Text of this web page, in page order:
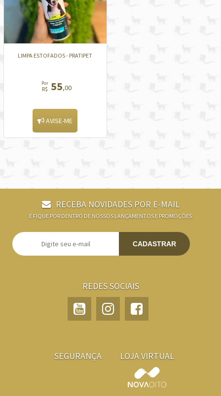
LIMPA ESTOFADOS - PRATIPET
Por
R$ 55,00
AVISE-ME
RECEBA NOVIDADES POR E-MAIL
E FIQUE POR DENTRO DE NOSSOS LANÇAMENTOS E PROMOÇÕES
CADASTRAR
REDES SOCIAIS
SEGURANÇA LOJA VIRTUAL